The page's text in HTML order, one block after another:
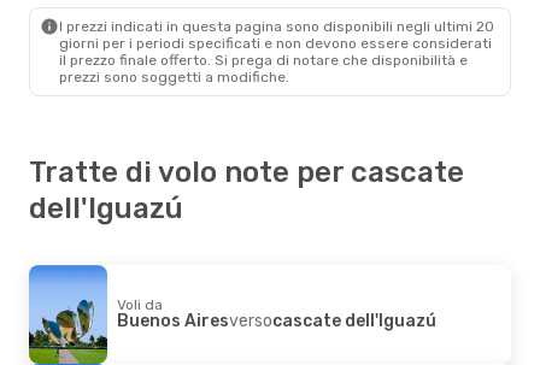
I prezzi indicati in questa pagina sono disponibili negli ultimi 20
giorni per i periodi specificati e non devono essere considerati
il ​​prezzo finale offerto. Si prega di notare che disponibilità e
prezzi sono soggetti a modifiche.
Tratte di volo note per cascate
dell'Iguazú
Voli da
Buenos Airesversocascate dell'Iguazú